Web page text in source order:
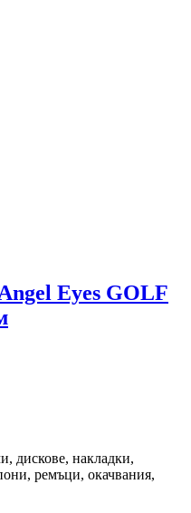
Eyes GOLF
дискове, накладки,
ремъци, окачвания,